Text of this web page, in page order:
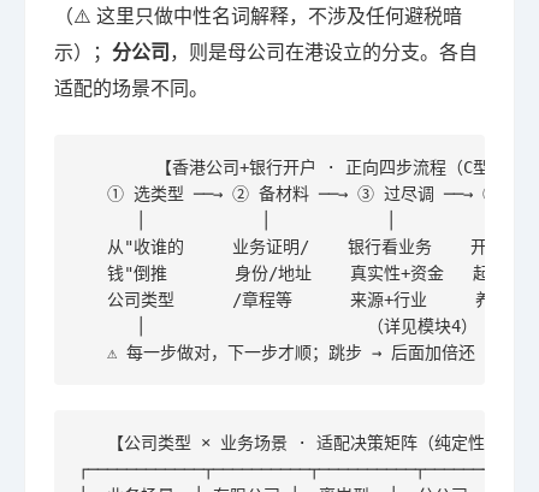
（⚠️ 这里只做中性名词解释，不涉及任何避税暗
示）； 分公司，则是母公司在港设立的分支。各自
适配的场景不同。
【香港公司+银行开户 · 正向四步流程（C型）】
① 选类型 ──→ ② 备材料 ──→ ③ 过尽调 ──→ ④ 拿
从"收谁的     业务证明/    银行看业务    开下来
钱"倒推       身份/地址    真实性+资金   起点，
公司类型      /章程等      来源+行业     养得住
│                       （详见模块4）
⚠️ 每一步做对，下一步才顺；跳步 → 后面加倍还
【公司类型 × 业务场景 · 适配决策矩阵（纯定性）】
┌────────────┬──────────┬──────────┬──────────┐